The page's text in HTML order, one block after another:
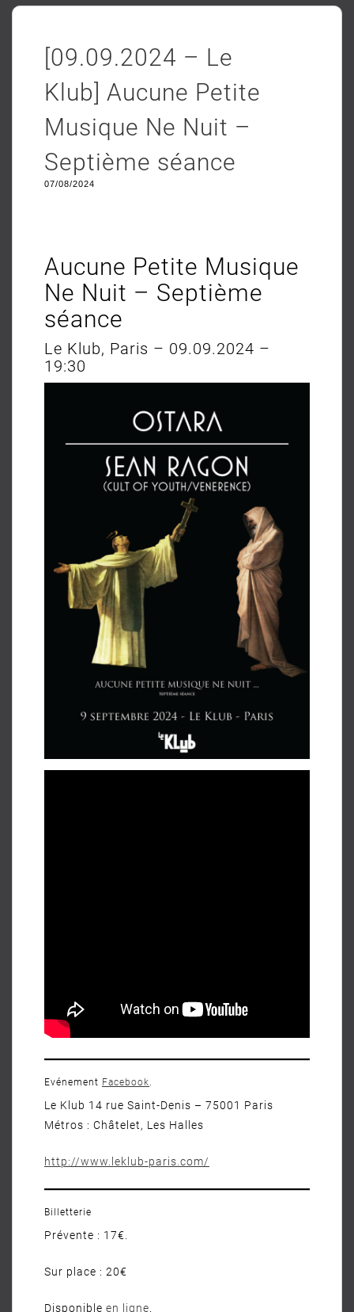
[09.09.2024 – Le
Klub] Aucune Petite
Musique Ne Nuit –
Septième séance
07/08/2024
Aucune Petite Musique
Ne Nuit – Septième
séance
Le Klub, Paris – 09.09.2024 –
19:30
Evénement Facebook.
Le Klub 14 rue Saint-Denis – 75001 Paris
Métros : Châtelet, Les Halles
http://www.leklub-paris.com/
Billetterie
Prévente : 17€.
Sur place : 20€
Disponible en ligne